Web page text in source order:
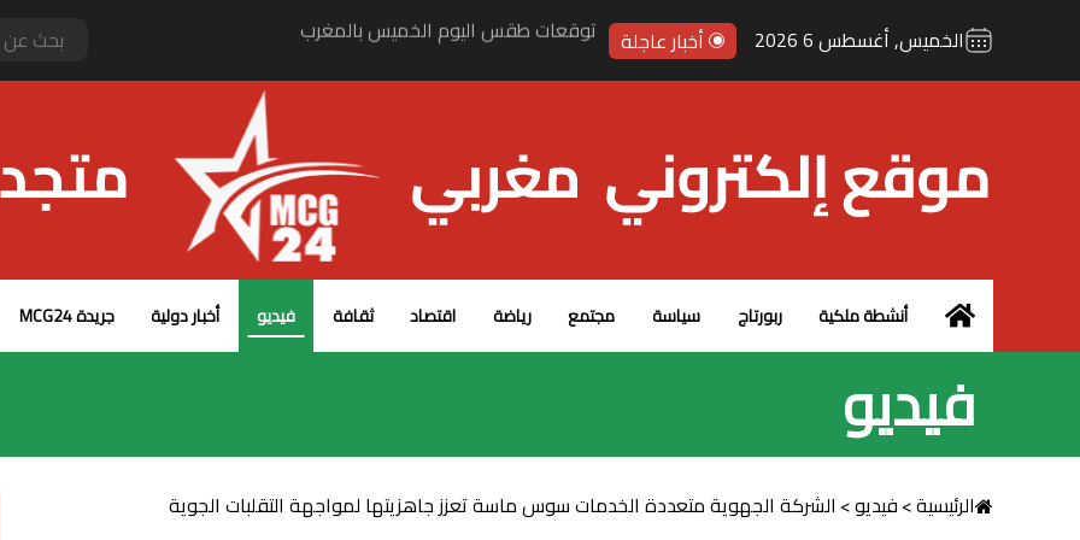
الخميس, أغسطس 6 2026 أخبار عاجلة توقعات طقس اليوم الخميس بالمغرب
الرئيسية – MCG24أنشطة ملكية ربورتاج سياسة مجتمع رياضة اقتصاد ثقافة فيديو أخبار دولية جريدة MCG24
فيديو
الرئيسية>فيديو> الشركة الجهوية متعددة الخدمات سوس ماسة تعزز جاهزيتها لمواجهة التقلبات الجوية